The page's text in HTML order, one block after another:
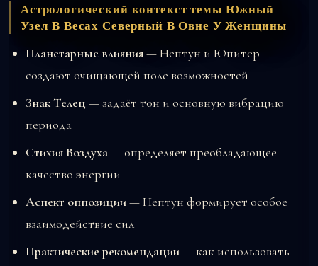
Астрологический контекст темы Южный
Узел В Весах Северный В Овне У Женщины
Планетарные влияния— Нептун и Юпитер
создают очищающей поле возможностей
Знак Телец — задаёт тон и основную вибрацию
периода
Стихия Воздуха— определяет преобладающее
качество энергии
Аспект оппозиции— Нептун формирует особое
взаимодействие сил
Практические рекомендации— как использовать